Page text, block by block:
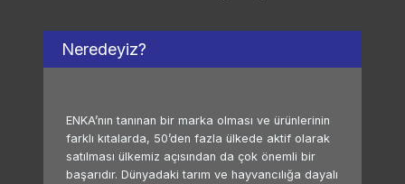
Neredeyiz?
ENKA’nın tanınan bir marka olması ve ürünlerinin
farklı kıtalarda, 50’den fazla ülkede aktif olarak
satılması ülkemiz açısından da çok önemli bir
başarıdır. Dünyadaki tarım ve hayvancılığa dayalı